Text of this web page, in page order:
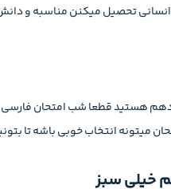
تحصیل میکنن مناسبه و
میتونه انتخاب خوبی باشه تا
خیلی سبز